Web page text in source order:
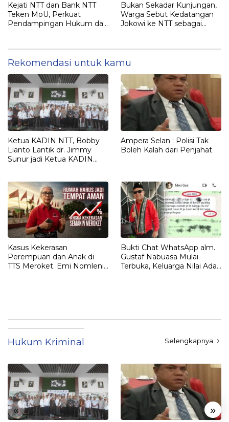
Kejati NTT dan Bank NTT
Teken MoU, Perkuat
Pendampingan Hukum dan
Bukan Sekadar Kunjungan,
Warga Sebut Kedatangan
Jokowi ke NTT sebagai
Rekomendasi untuk kamu
Ketua KADIN NTT, Bobby
Lianto Lantik dr. Jimmy
Sunur jadi Ketua KADIN
Ampera Selan : Polisi Tak
Boleh Kalah dari Penjahat
Kasus Kekerasan
Perempuan dan Anak di
TTS Meroket. Emi Nomleni :
Bukti Chat WhatsApp alm.
Gustaf Nabuasa Mulai
Terbuka, Keluarga Nilai Ada
Hukum Kriminal Selengkapnya
« »